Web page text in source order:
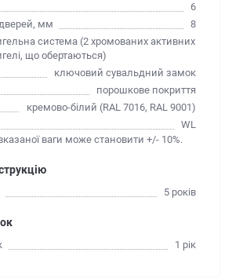
6
мм
8
система (2 хромованих активних
що обертаються)
ключовий сувальдний замок
порошкове покриття
кремово-білий (RAL 7016, RAL 9001)
WL
ваги може становити +/- 10%.
5 років
1 рік